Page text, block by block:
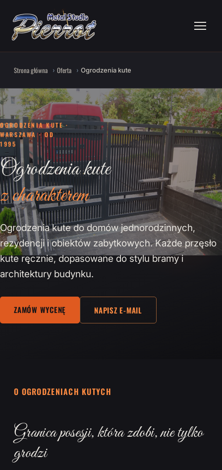
Strona główna Oferta Ogrodzenia kute
OGRODZENIA KUTE ·
WARSZAWA · OD
1995
Ogrodzenia kute
z charakterem
Ogrodzenia kute do domów jednorodzinnych,
rezydencji i obiektów zabytkowych. Każde przęsło
kute ręcznie, dopasowane do stylu bramy i
architektury budynku.
ZAMÓW WYCENĘ NAPISZ E-MAIL
O OGRODZENIACH KUTYCH
Granica posesji, która zdobi, nie tylko
grodzi